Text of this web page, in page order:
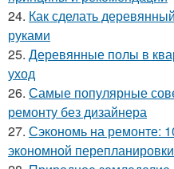
24. Как сделать
руками
25. Деревянные полы в
уход
26. Самые популярные
ремонту без дизайнера
27. Сэкономь на ремонте:
экономной